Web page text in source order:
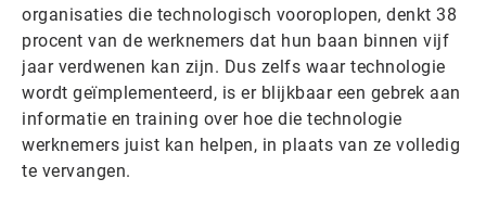
organisaties die technologisch vooroplopen, denkt 38 ​​
procent van de werknemers dat hun baan binnen vijf
jaar verdwenen kan zijn. Dus zelfs waar technologie
wordt geïmplementeerd, is er blijkbaar een gebrek aan
informatie en training over hoe die technologie
werknemers juist kan helpen, in plaats van ze volledig
te vervangen.